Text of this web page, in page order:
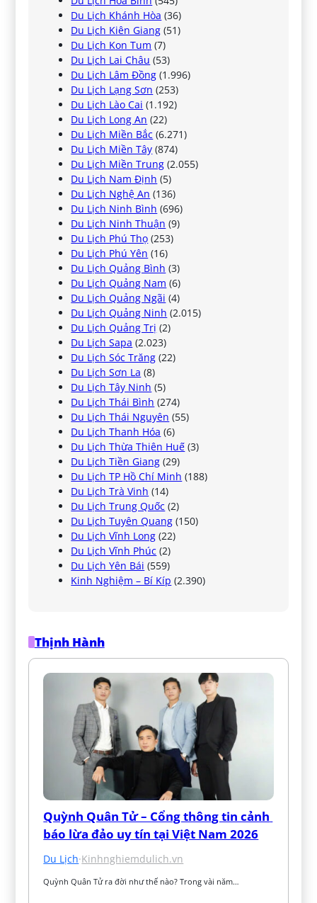
Du Lịch Khánh Hòa (36)
Du Lịch Kiên Giang (51)
Du Lịch Kon Tum (7)
Du Lịch Lai Châu (53)
Du Lịch Lâm Đồng (1.996)
Du Lịch Lạng Sơn (253)
Du Lịch Lào Cai (1.192)
Du Lịch Long An (22)
Du Lịch Miền Bắc (6.271)
Du Lịch Miền Tây (874)
Du Lịch Miền Trung (2.055)
Du Lịch Nam Định (5)
Du Lịch Nghệ An (136)
Du Lịch Ninh Bình (696)
Du Lịch Ninh Thuận (9)
Du Lịch Phú Thọ (253)
Du Lịch Phú Yên (16)
Du Lịch Quảng Bình (3)
Du Lịch Quảng Nam (6)
Du Lịch Quảng Ngãi (4)
Du Lịch Quảng Ninh (2.015)
Du Lịch Quảng Trị (2)
Du Lịch Sapa (2.023)
Du Lịch Sóc Trăng (22)
Du Lịch Sơn La (8)
Du Lịch Tây Ninh (5)
Du Lịch Thái Bình (274)
Du Lịch Thái Nguyên (55)
Du Lịch Thanh Hóa (6)
Du Lịch Thừa Thiên Huế (3)
Du Lịch Tiền Giang (29)
Du Lịch TP Hồ Chí Minh (188)
Du Lịch Trà Vinh (14)
Du Lịch Trung Quốc (2)
Du Lịch Tuyên Quang (150)
Du Lịch Vĩnh Long (22)
Du Lịch Vĩnh Phúc (2)
Du Lịch Yên Bái (559)
Kinh Nghiệm – Bí Kíp (2.390)
Thịnh Hành
Quỳnh Quân Tử – Cổng thông tin cảnh
báo lừa đảo uy tín tại Việt Nam 2026
Du Lịch·Kinhnghiemdulich.vn
Quỳnh Quân Tử ra đời như thế nào? Trong vài năm…